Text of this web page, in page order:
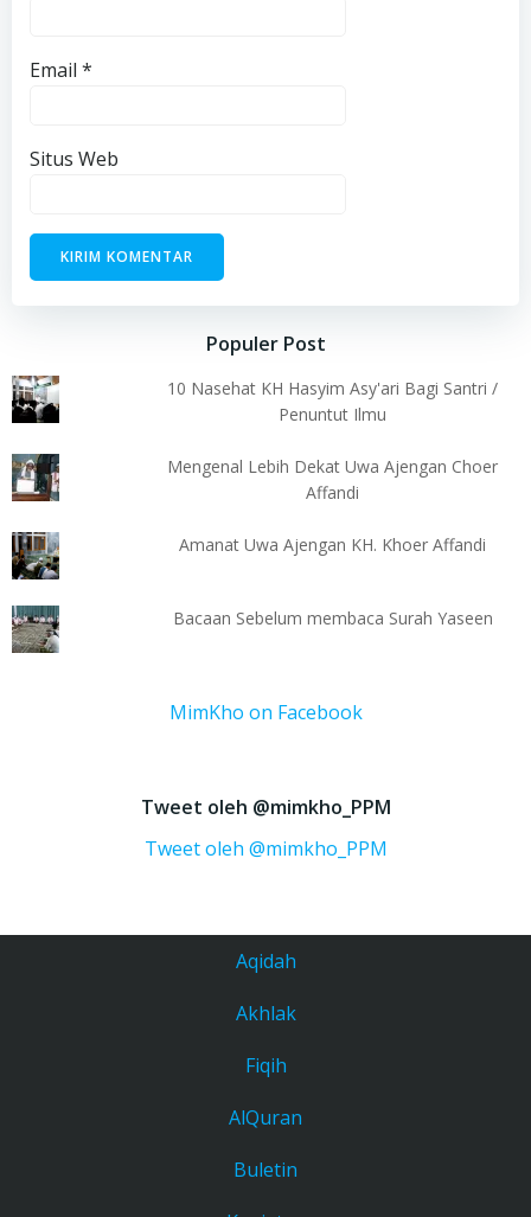
Email *
Situs Web
Populer Post
10 Nasehat KH Hasyim Asy'ari Bagi Santri /
Penuntut Ilmu
Mengenal Lebih Dekat Uwa Ajengan Choer
Affandi
Amanat Uwa Ajengan KH. Khoer Affandi
Bacaan Sebelum membaca Surah Yaseen
MimKho on Facebook
Tweet oleh @mimkho_PPM
Tweet oleh @mimkho_PPM
Aqidah
Akhlak
Fiqih
AlQuran
Buletin